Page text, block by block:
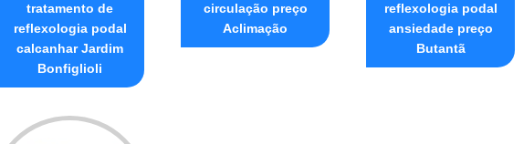
tratamento de
reflexologia podal
calcanhar Jardim
Bonfiglioli
circulação preço
Aclimação
reflexologia podal
ansiedade preço
Butantã